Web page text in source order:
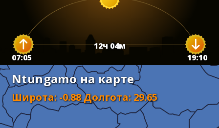
07:05 19:10
12ч04м
Ntungamo на карте
Широта:-0.88 Долгота:29.65